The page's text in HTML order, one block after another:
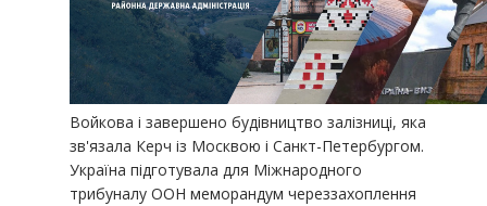
Войкова і завершено будівництво залізниці, яка
зв'язала Керч із Москвою і Санкт-Петербургом.
Україна підготувала для Міжнародного
трибуналу ООН меморандум череззахоплення